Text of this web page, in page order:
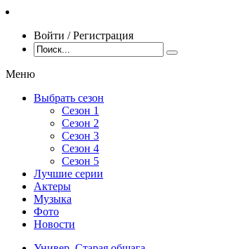
Войти / Регистрация
Меню
Выбрать сезон
Сезон 1
Сезон 2
Сезон 3
Сезон 4
Сезон 5
Лучшие серии
Актеры
Музыка
Фото
Новости